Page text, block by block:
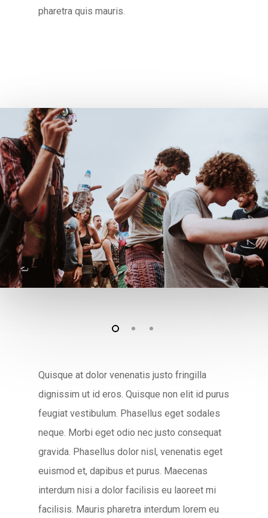
pharetra quis mauris.
Quisque at dolor venenatis justo fringilla
dignissim ut id eros. Quisque non elit id purus
feugiat vestibulum. Phasellus eget sodales
neque. Morbi eget odio nec justo consequat
gravida. Phasellus dolor nisl, venenatis eget
euismod et, dapibus et purus. Maecenas
interdum nisi a dolor facilisis eu laoreet mi
facilisis. Mauris pharetra interdum lorem eu